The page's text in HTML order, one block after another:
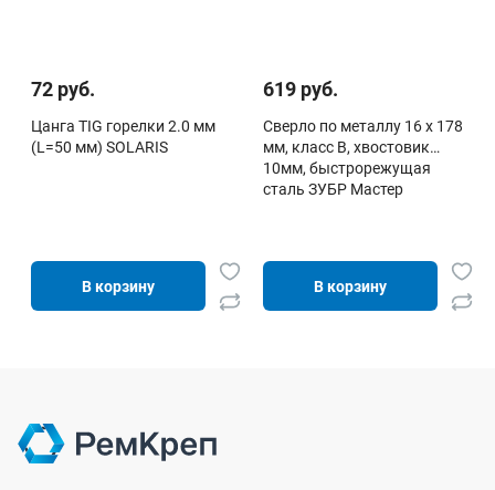
72 руб.
Цанга TIG горелки 2.0 мм
(L=50 мм) SOLARIS
В корзину
619 руб.
Сверло по металлу 16 х 178
мм, класс В, хвостовик
10мм, быстрорежущая
сталь ЗУБР Мастер
В корзину